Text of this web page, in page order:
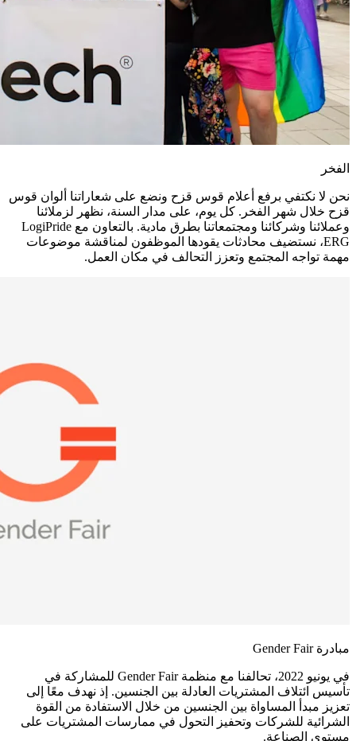
الفخر
نحن لا نكتفي برفع أعلام قوس قزح ونضع على شعاراتنا ألوان قوس
قزح خلال شهر الفخر. كل يوم، على مدار السنة، نظهر لزملائنا
وعملائنا وشركائنا ومجتمعاتنا بطرق مادية. بالتعاون مع LogiPride
ERG، نستضيف محادثات يقودها الموظفون لمناقشة موضوعات
مهمة تواجه المجتمع وتعزز التحالف في مكان العمل.
مبادرة Gender Fair
في يونيو 2022، تحالفنا مع منظمة Gender Fair للمشاركة في
تأسيس ائتلاف المشتريات العادلة بين الجنسين. إذ نهدف معًا إلى
تعزيز مبدأ المساواة بين الجنسين من خلال الاستفادة من القوة
الشرائية للشركات وتحفيز التحول في ممارسات المشتريات على
مستوى الصناعة.